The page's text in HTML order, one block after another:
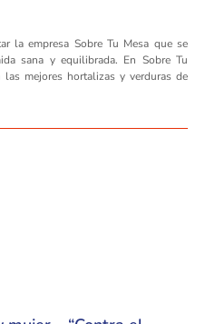
la empresa Sobre Tu Mesa que se
sana y equilibrada. En Sobre Tu
las mejores hortalizas y verduras de